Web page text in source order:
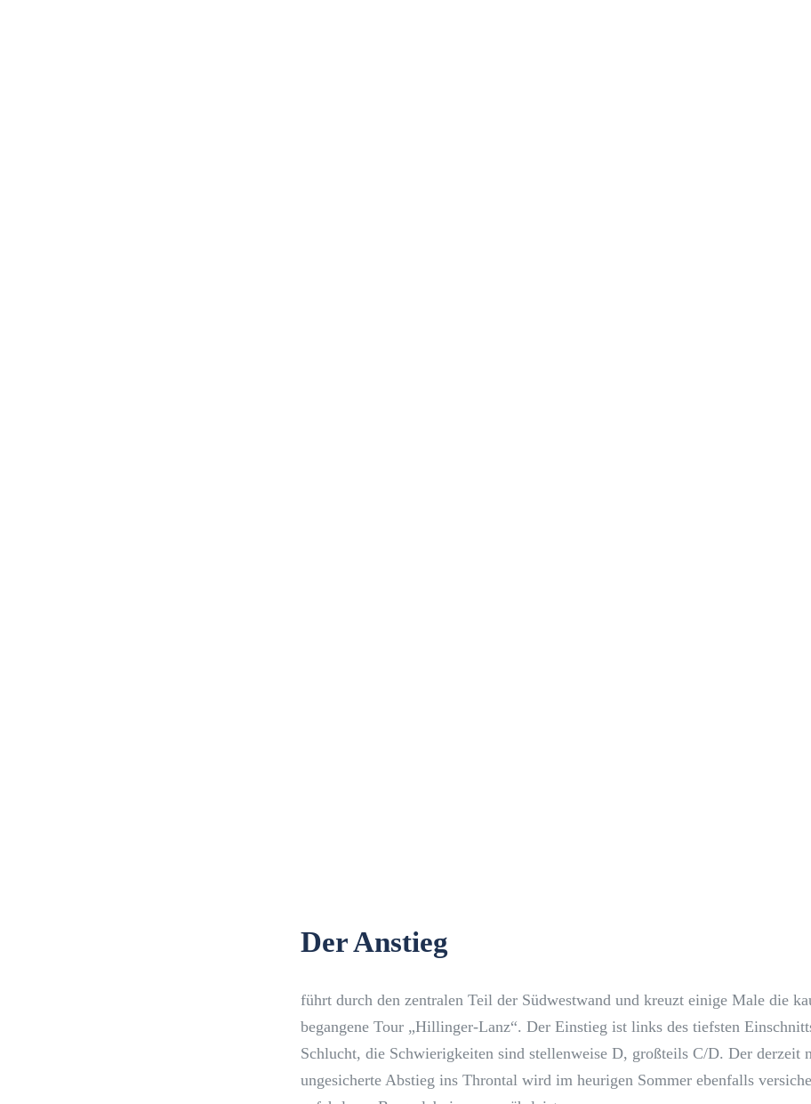
Der Anstieg
führt durch den zentralen Teil der Südwestwand und kreuzt einige Male die
begangene Tour „Hillinger-Lanz“. Der Einstieg ist links des tiefsten
Schlucht, die Schwierigkeiten sind stellenweise D, großteils C/D. Der derzeit
ungesicherte Abstieg ins Throntal wird im heurigen Sommer ebenfalls